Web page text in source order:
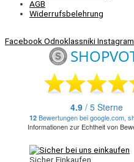
AGB
Widerrufsbelehrung
FacebookOdnoklassnikiInstagram
Sicher Einkaufen